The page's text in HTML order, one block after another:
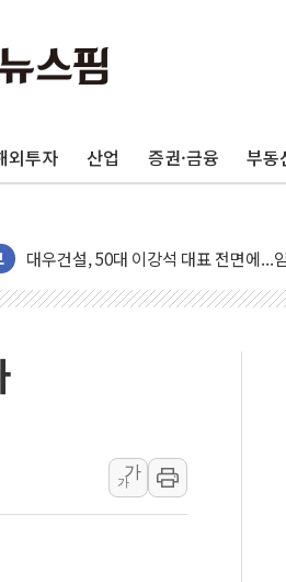
외투자 산업 증권·금융 부동
4자 연합 균열에 분쟁 재점화 조짐…한
금호석유화학, 2분기 영업익 4배 '껑
"PAFC만으론 어렵다"…두산퓨얼셀,
임대사업자, 등록임대 세제혜택 축소
비츠로넥스텍, 한화에어로스페이스와
1410원대 내려간 환율, "당분간 1400
친트럼프 오글스 미 하원의원, 테네시
애드포러스, 30억원 규모 자사주 취득
롯데웰푸드, 2분기 영업익 88.5% 증
이성윤 '호남 민심은 주석야청' 파장…
가
가